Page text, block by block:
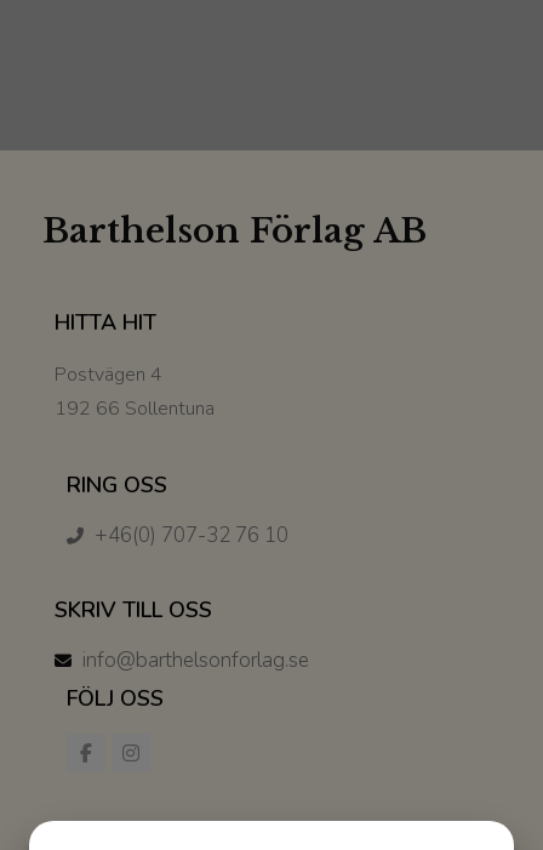
Barthelson Förlag AB
HITTA HIT
Postvägen 4
192 66 Sollentuna
RING OSS
+46(0) 707-32 76 10
SKRIV TILL OSS
info@barthelsonforlag.se
FÖLJ OSS